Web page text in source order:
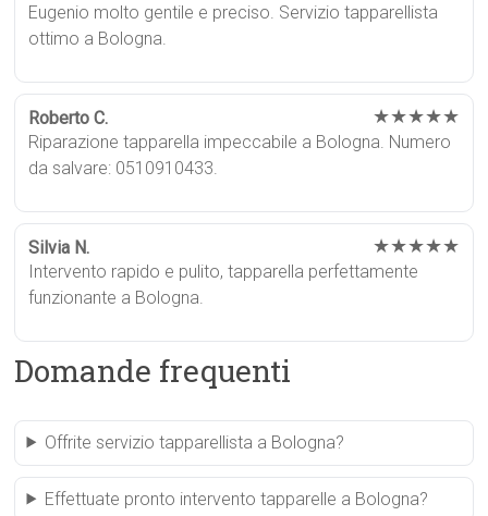
Eugenio molto gentile e preciso. Servizio tapparellista
ottimo a Bologna.
Roberto C. ★★★★★
Riparazione tapparella impeccabile a Bologna. Numero
da salvare: 0510910433.
Silvia N. ★★★★★
Intervento rapido e pulito, tapparella perfettamente
funzionante a Bologna.
Domande frequenti
Offrite servizio tapparellista a Bologna?
Effettuate pronto intervento tapparelle a Bologna?